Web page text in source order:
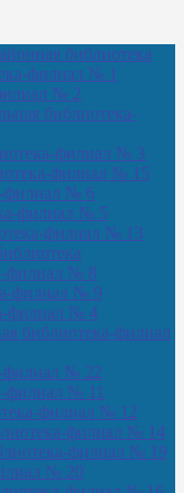
библиотека
филиал № 1
№ 2
библиотека-
филиал № 3
филиал № 15
филиал № 6
филиал № 5
филиал № 13
филиал № 8
филиал № 9
филиал № 4
библиотека-филиал
филиал № 22
филиал № 11
филиал № 12
филиал № 14
филиал № 19
№ 20